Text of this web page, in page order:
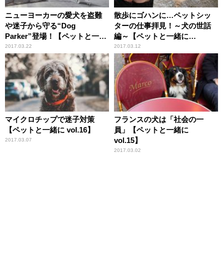
ニューヨーカーの愛犬を盗難
や迷子から守る“Dog
Parker”登場！【ペットと一緒
に vol.18】
2017.03.22
散歩にゴハンに…ペットシッ
ターの仕事拝見！～犬の世話
編～【ペットと一緒に
vol.17】
2017.03.12
マイクロチップで迷子対策
【ペットと一緒に vol.16】
2017.03.07
フランスの犬は「社会の一
員」【ペットと一緒に
vol.15】
2017.03.02